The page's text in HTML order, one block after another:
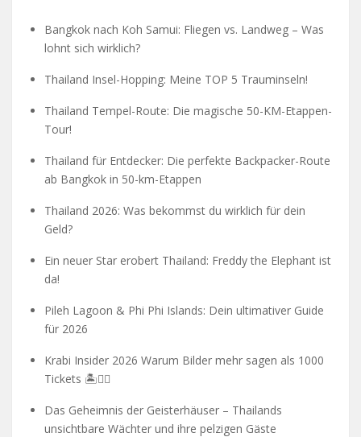
Bangkok nach Koh Samui: Fliegen vs. Landweg – Was
lohnt sich wirklich?
Thailand Insel-Hopping: Meine TOP 5 Trauminseln!
Thailand Tempel-Route: Die magische 50-KM-Etappen-
Tour!
Thailand für Entdecker: Die perfekte Backpacker-Route
ab Bangkok in 50-km-Etappen
Thailand 2026: Was bekommst du wirklich für dein
Geld?
Ein neuer Star erobert Thailand: Freddy the Elephant ist
da!
Pileh Lagoon & Phi Phi Islands: Dein ultimativer Guide
für 2026
Krabi Insider 2026 Warum Bilder mehr sagen als 1000
Tickets 🏝️🧗‍♂️
Das Geheimnis der Geisterhäuser – Thailands
unsichtbare Wächter und ihre pelzigen Gäste